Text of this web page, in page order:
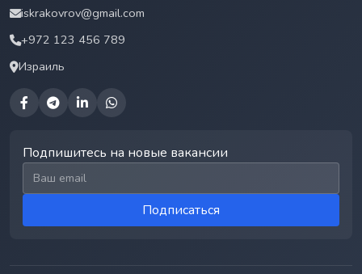
iskrakovrov@gmail.com
+972 123 456 789
Израиль
Подпишитесь на новые вакансии
Email для подписки
Подписаться